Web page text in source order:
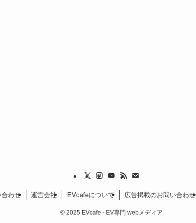
合わせ 運営会社 EVcafeについて 広告掲載のお問い合わせ
© 2025 EVcafe - EV専門 webメディア